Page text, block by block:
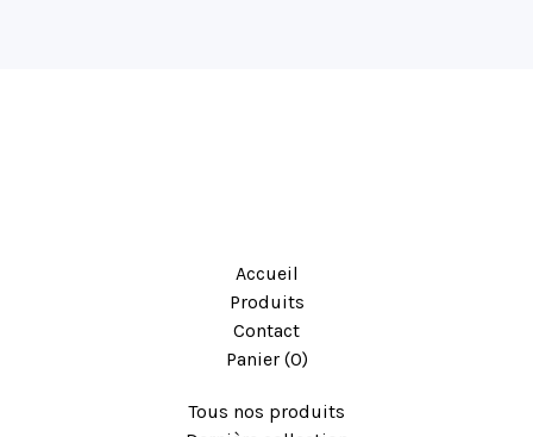
Accueil
Produits
Contact
Panier (0)
Tous nos produits